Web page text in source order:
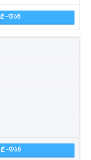
-ᲓᲐᲜ
-ᲓᲐᲜ